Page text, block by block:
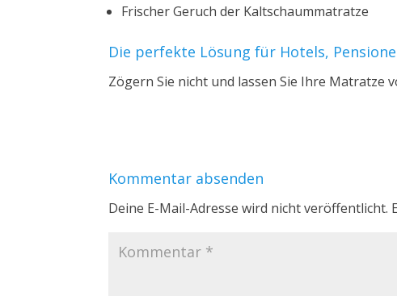
Frischer Geruch der Kaltschaummatratze
Die perfekte Lösung für Hotels,
Zögern Sie nicht und lassen Sie Ihre Matratze
Kommentar absenden
Deine E-Mail-Adresse wird nicht veröffentlicht.